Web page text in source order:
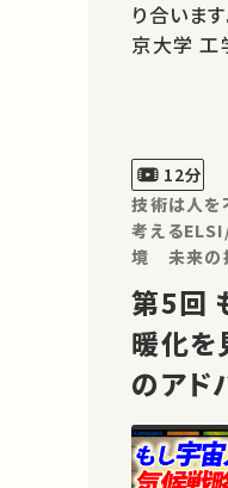
り合います。 著作権処理・映像
京大学 工
12分
技術は人を
考える
境 未来の
第5回 もし宇宙人が地球温
暖化
のアド